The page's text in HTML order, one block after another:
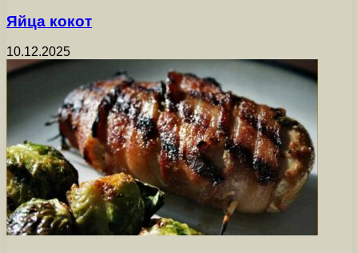
Яйца кокот
10.12.2025